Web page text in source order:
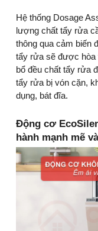
Hệ thống Dosage
lượng chất tẩy rửa
thông qua cảm biến
tẩy rửa sẽ được hòa
bổ đều chất tẩy rửa
tẩy rửa bị vón cặn,
dụng, bát đĩa.
Động cơ
hành mạnh mẽ